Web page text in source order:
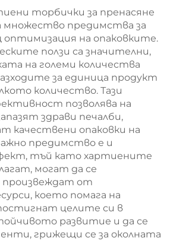
за
на
за екранна печат за
Нова година/
Кристемас,
пластмасова
упаковка за
хранителни
продукти и
занаятчии
торбички за пренасяне
множество предимства за
оптимизация на опаковките.
ползи са значителни,
на големи количества
за единица продукт
количество. Тази
позволява на
здрави печалби,
качествени опаковки на
предимство е и
тъй като хартиените
могат да се
произвеждат от
което помага на
целите си в
развитие и да се
грижещи се за околната